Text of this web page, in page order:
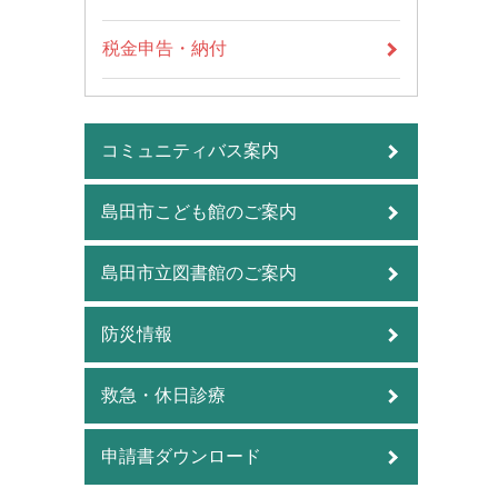
税金申告・納付
コミュニティバス案内
島田市こども館のご案内
島田市立図書館のご案内
防災情報
救急・休日診療
申請書ダウンロード